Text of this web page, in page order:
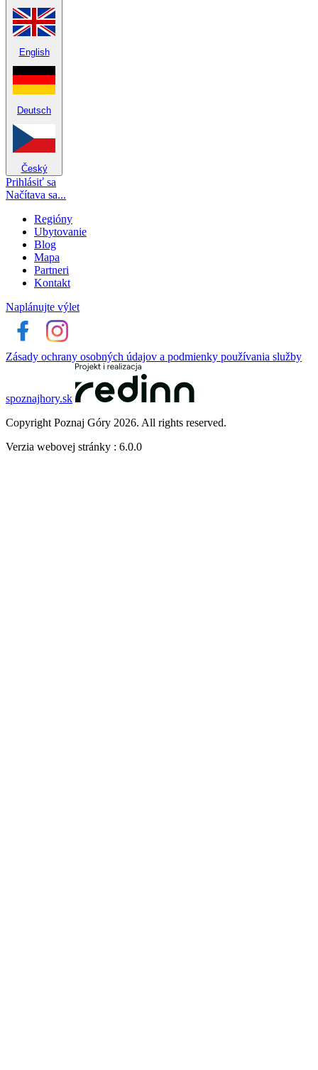
English
Deutsch
Český
Prihlásiť sa
Načítava sa...
Regióny
Ubytovanie
Blog
Mapa
Partneri
Kontakt
Naplánujte výlet
Zásady ochrany osobných údajov a podmienky používania služby
spoznajhory.sk
Copyright Poznaj Góry 2026. All rights reserved.
Verzia webovej stránky : 6.0.0